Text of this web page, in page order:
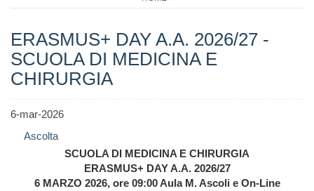
ERASMUS+ DAY A.A. 2026/27 -
SCUOLA DI MEDICINA E
CHIRURGIA
6-mar-2026
Ascolta
SCUOLA DI MEDICINA E CHIRURGIA
ERASMUS+ DAY A.A. 2026/27
6 MARZO 2026, ore 09:00 Aula M. Ascoli e On-Line